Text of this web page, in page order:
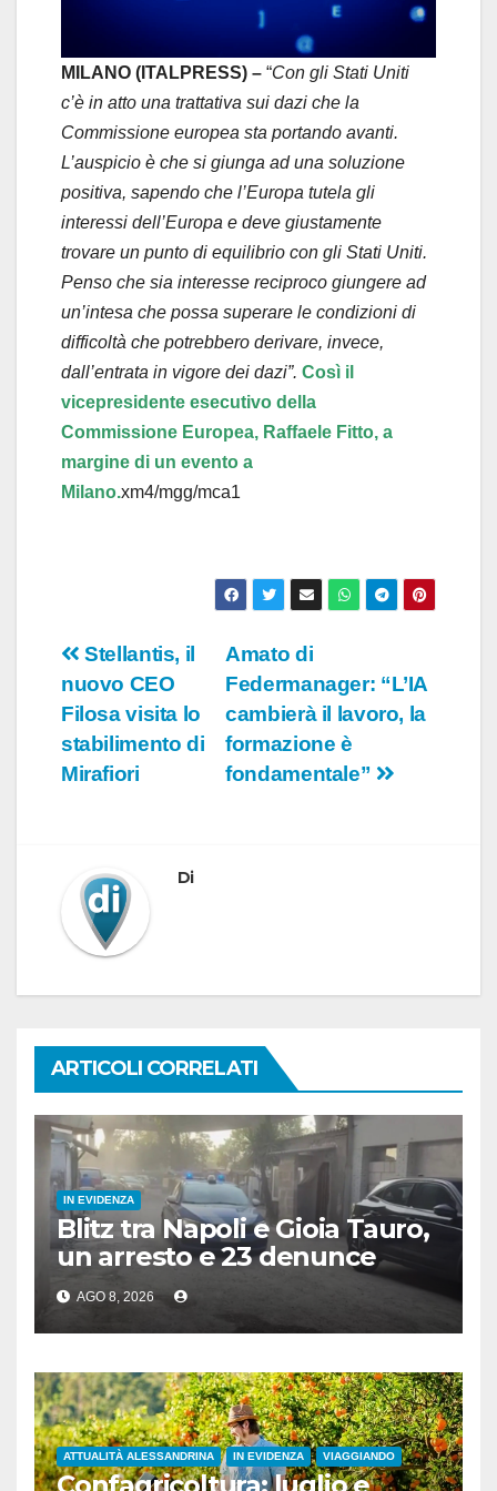
l
a
y
V
i
d
e
o
MILANO (ITALPRESS) – “Con gli Stati Uniti
c’è in atto una trattativa sui dazi che la
Commissione europea sta portando avanti.
L’auspicio è che si giunga ad una soluzione
positiva, sapendo che l’Europa tutela gli
interessi dell’Europa e deve giustamente
trovare un punto di equilibrio con gli Stati Uniti.
Penso che sia interesse reciproco giungere ad
un’intesa che possa superare le condizioni di
difficoltà che potrebbero derivare, invece,
dall’entrata in vigore dei dazi”. Così il
vicepresidente esecutivo della
Commissione Europea, Raffaele Fitto, a
margine di un evento a
Milano.xm4/mgg/mca1
Navigazione
articoli
Amato di
Federmanager: “L’IA
cambierà il lavoro, la
formazione è
fondamentale”
Stellantis, il
nuovo CEO
Filosa visita lo
stabilimento di
Mirafiori
Di
ARTICOLI CORRELATI
IN EVIDENZA
Blitz tra Napoli e Gioia Tauro,
un arresto e 23 denunce
AGO 8, 2026
ATTUALITÀ ALESSANDRINA IN EVIDENZA VIAGGIANDO
Confagricoltura: luglio e